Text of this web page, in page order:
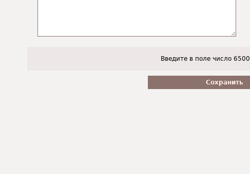
Введите в поле число 6500